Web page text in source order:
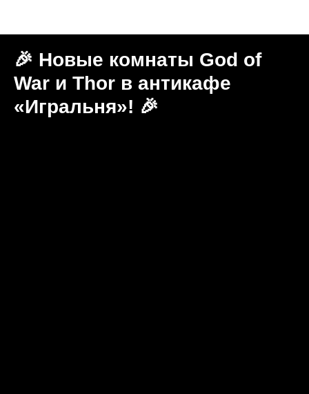
🎉 Новые комнаты God of
War и Thor в антикафе
«Игральня»! 🎉